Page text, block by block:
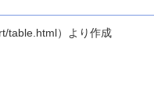
table.html）より作成